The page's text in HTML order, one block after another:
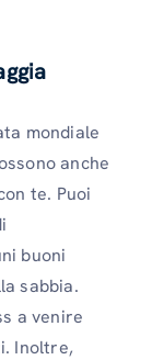
mondiale
anche
te. Puoi
buoni
sabbia.
a venire
Inoltre,